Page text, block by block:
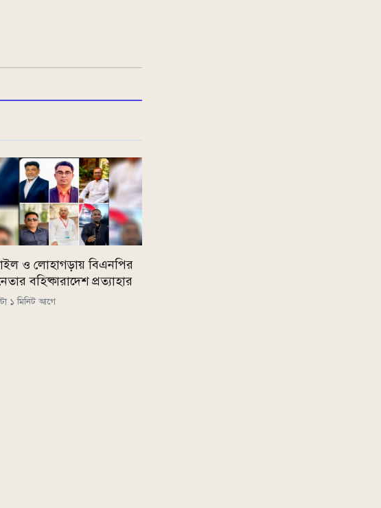
ও লোহাগড়ায় বিএনপির
বহিষ্কারাদেশ প্রত্যাহার
১ মিনিট আগে